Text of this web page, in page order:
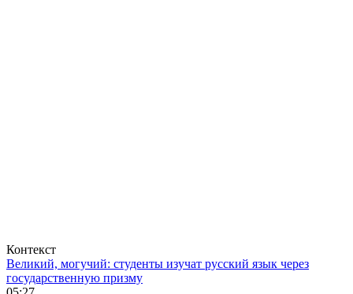
Контекст
Великий, могучий: студенты изучат русский язык через
государственную призму